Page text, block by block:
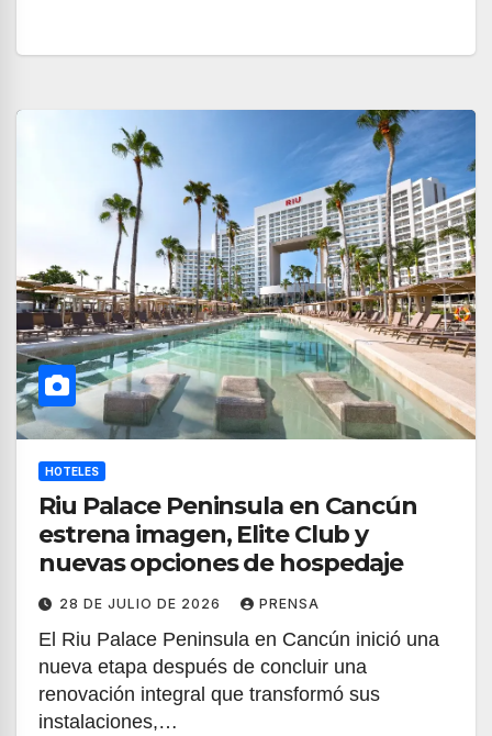
HOTELES
Riu Palace Peninsula en Cancún
estrena imagen, Elite Club y
nuevas opciones de hospedaje
28 DE JULIO DE 2026 PRENSA
El Riu Palace Peninsula en Cancún inició una
nueva etapa después de concluir una
renovación integral que transformó sus
instalaciones,…